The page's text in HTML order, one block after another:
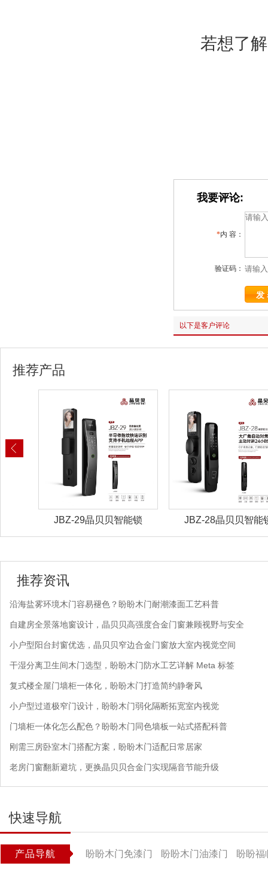
若想了
我要评论:
*内 容：
验证码：
以下是客户评论
推荐产品
JBZ-29晶贝贝智能锁 JBZ-28晶贝贝智能
推荐资讯
沿海盐雾环境木门容易褪色？盼盼木门耐潮漆面工艺科普
自建房全景落地窗设计，晶贝贝高强度合金门窗兼顾视野与安全
小户型阳台封窗优选，晶贝贝窄边合金门窗放大室内视觉空间
干湿分离卫生间木门选型，盼盼木门防水工艺详解 Meta 标签
复式楼全屋门墙柜一体化，盼盼木门打造简约静奢风
小户型过道极窄门设计，盼盼木门弱化隔断拓宽室内视觉
门墙柜一体化怎么配色？盼盼木门同色墙板一站式搭配科普
刚需三房卧室木门搭配方案，盼盼木门适配日常居家
老房门窗翻新避坑，更换晶贝贝合金门实现隔音节能升级
快速导航
产品导航 盼盼木门免漆门 盼盼木门油漆门 盼盼福